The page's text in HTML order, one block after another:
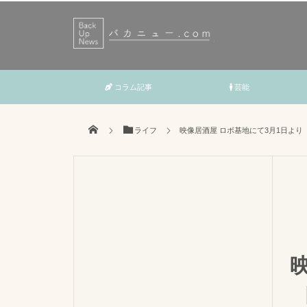
コラム記事 芸能
ライフ 映像居酒屋 ロボ基地にて3月1日よ